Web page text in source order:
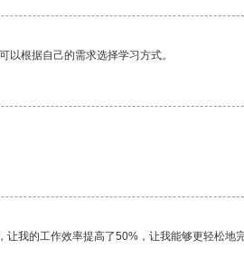
以根据自己的需求选择学习方式。
我的工作效率提高了50%，让我能够更轻松地